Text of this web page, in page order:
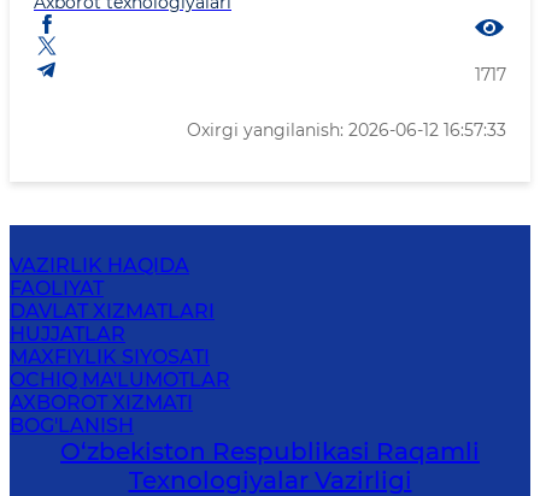
1717
Oxirgi yangilanish: 2026-06-12 16:57:33
VAZIRLIK HAQIDA
FAOLIYAT
DAVLAT XIZMATLARI
HUJJATLAR
MAXFIYLIK SIYOSATI
OCHIQ MA'LUMOTLAR
AXBOROT XIZMATI
BOG'LANISH
O‘zbekiston Respublikasi Raqamli
Texnologiyalar Vazirligi